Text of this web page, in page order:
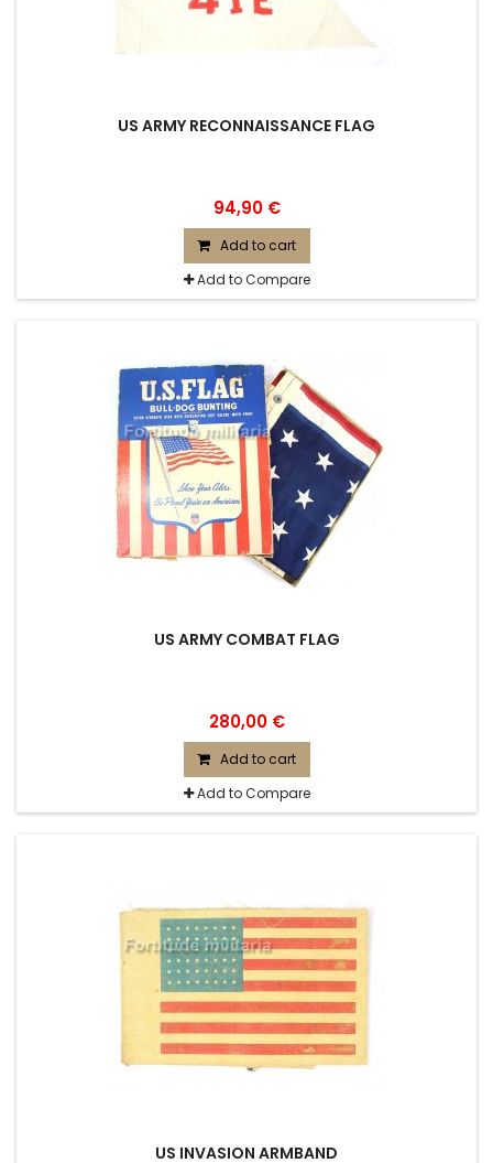
US ARMY RECONNAISSANCE FLAG
94,90 €
Add to cart
Add to Compare
US ARMY COMBAT FLAG
280,00 €
Add to cart
Add to Compare
US INVASION ARMBAND